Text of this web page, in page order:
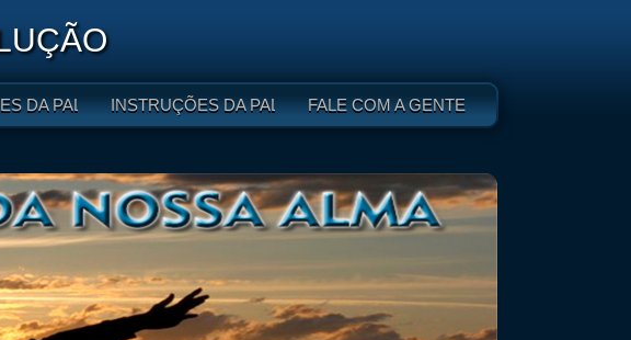
DA PALAVRA DE DEUS - I
INSTRUÇÕES DA PALAVRA DE DEUS - II
FALE COM A GENTE